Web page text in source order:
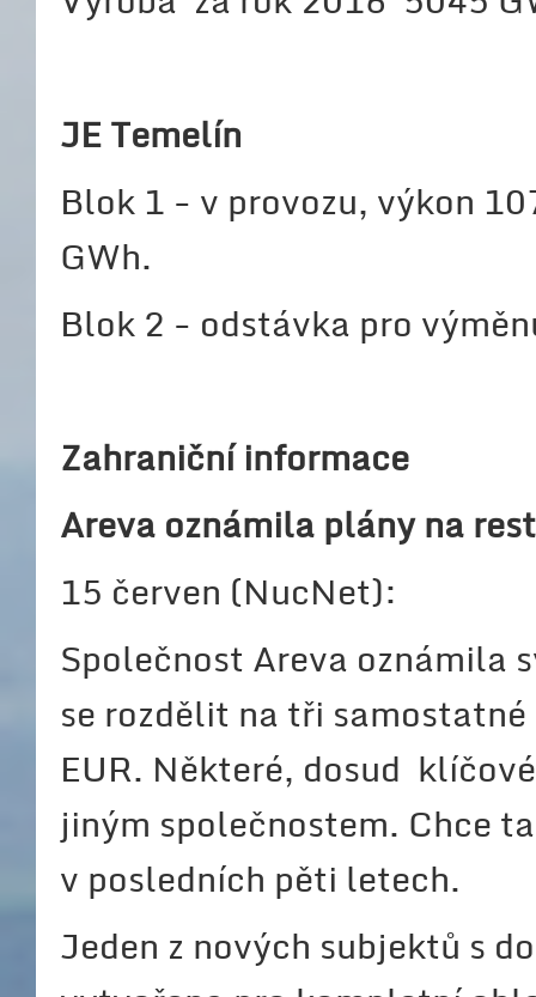
JE Temelín
Blok 1 - v provozu, výkon
GWh.
Blok 2 - odstávka pro
Zahraniční informace
Areva oznámila plány na
15 červen (NucNet):
Společnost Areva oznámila
se rozdělit na tři
EUR. Některé, dosud
jiným společnostem. Chce
v posledních pěti letech.
Jeden z nových subjektů s